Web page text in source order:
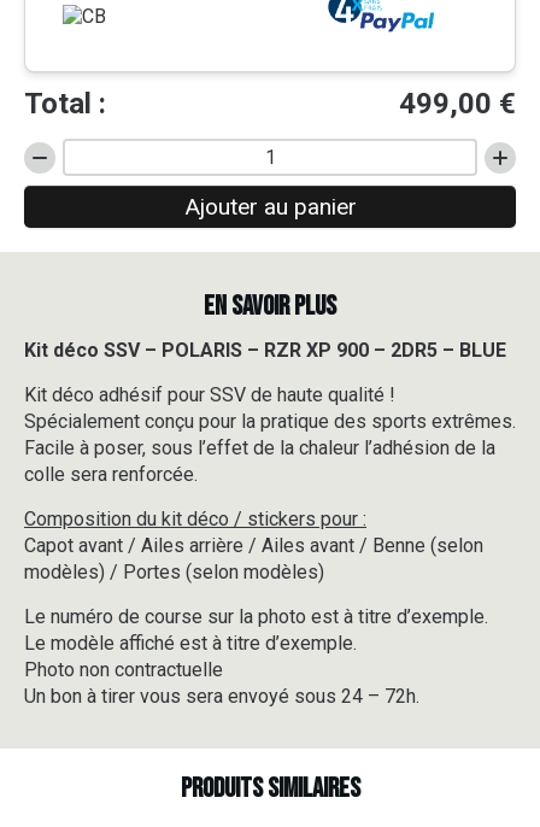
Total : 499,00 €
quantité
de
SSV
RZR
900
-
2DR5
-
BLUE
Ajouter au panier
EN SAVOIR PLUS
Kit déco SSV – POLARIS – RZR XP 900 – 2DR5 – BLUE
Kit déco adhésif pour SSV de haute qualité !
Spécialement conçu pour la pratique des sports extrêmes.
Facile à poser, sous l’effet de la chaleur l’adhésion de la
colle sera renforcée.
Composition du kit déco / stickers pour :
Capot avant / Ailes arrière / Ailes avant / Benne (selon
modèles) / Portes (selon modèles)
Le numéro de course sur la photo est à titre d’exemple.
Le modèle affiché est à titre d’exemple.
Photo non contractuelle
Un bon à tirer vous sera envoyé sous 24 – 72h.
Produits similaires